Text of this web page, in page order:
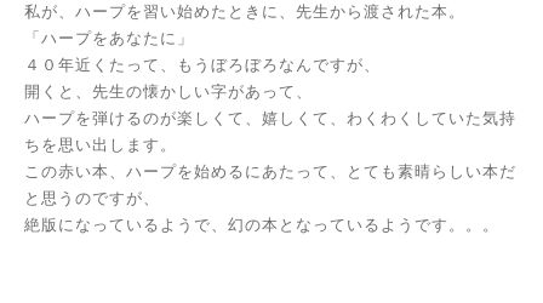
私が、ハープを習い始めたときに、先生から渡された本。
「ハープをあなたに」
４０年近くたって、もうぼろぼろなんですが、
開くと、先生の懐かしい字があって、
ハープを弾けるのが楽しくて、嬉しくて、わくわくしていた気持
ちを思い出します。
この赤い本、ハープを始めるにあたって、とても素晴らしい本だ
と思うのですが、
絶版になっているようで、幻の本となっているようです。。。